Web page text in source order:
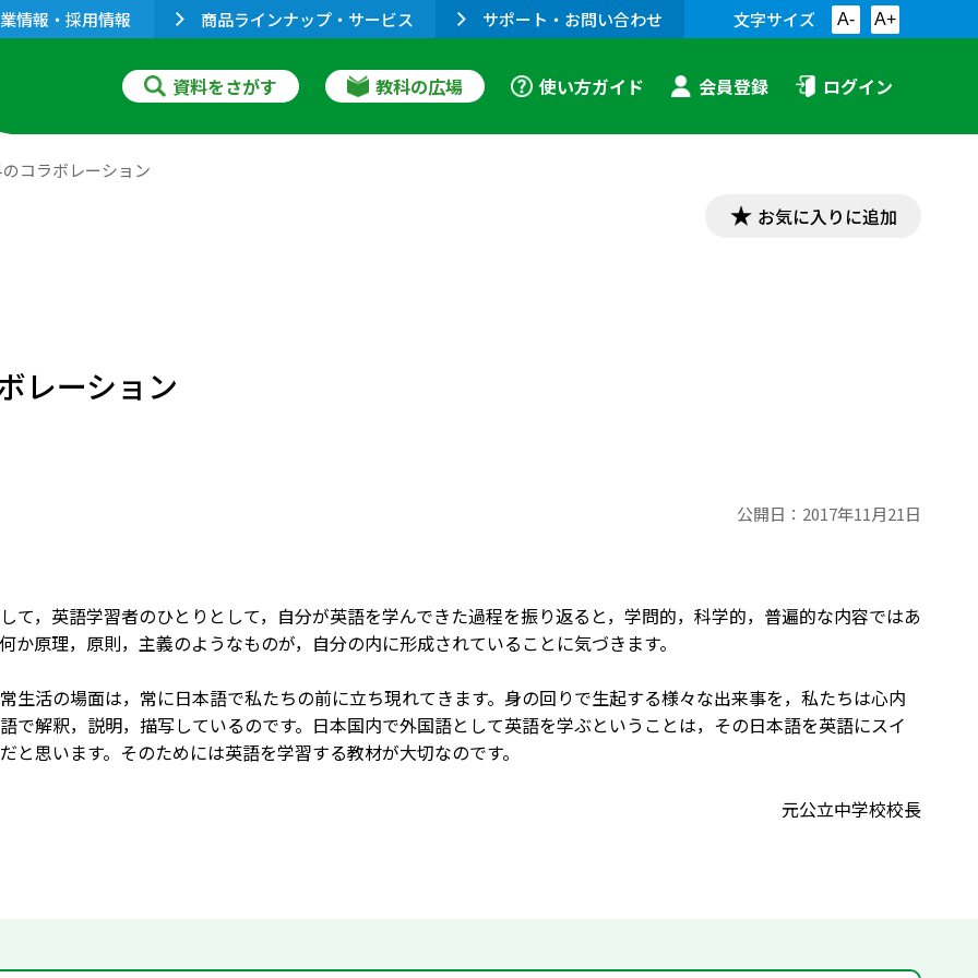
情報・採用情報 商品ラインナップ・サービス サポート・お問い合わせ 文字サイズ A- A+
資料をさがす 教科の広場 使い方ガイド 会員登録 ログイン
コラボレーション
お気に入りに追加
レーション
公開日： 2017年11月21日
，英語学習者のひとりとして，自分が英語を学んできた過程を振り返ると，学問的，科学的，普遍的な内容ではあ
か原理，原則，主義のようなものが，自分の内に形成されていることに気づきます。
活の場面は，常に日本語で私たちの前に立ち現れてきます。身の回りで生起する様々な出来事を，私たちは心内
で解釈，説明，描写しているのです。日本国内で外国語として英語を学ぶということは，その日本語を英語にスイ
と思います。そのためには英語を学習する教材が大切なのです。
元公立中学校校長